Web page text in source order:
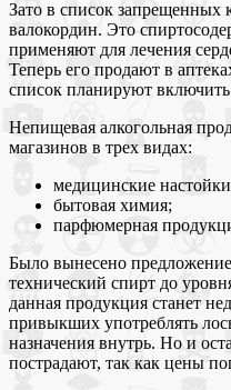
Зато в список запрещенных
валокордин. Это
применяют для лечения
Теперь его продают в
список планируют включить
Непищевая алкогольная
магазинов в трех видах:
медицинские
бытовая химия;
парфюмерная
Было вынесено
технический спирт до
данная продукция станет
привыкших употреблять
назначения внутрь. Но и
пострадают, так как цены